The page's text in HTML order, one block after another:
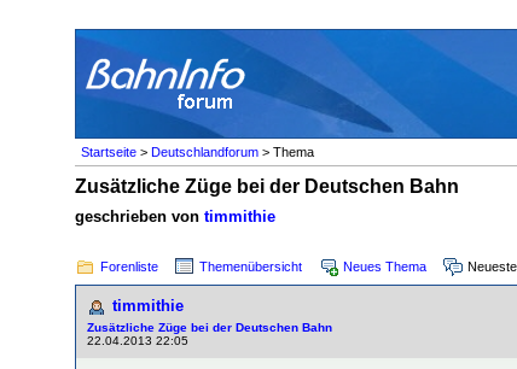
Startseite > Deutschlandforum > Thema
Zusätzliche Züge bei der Deutschen Bahn
geschrieben von timmithie
Forenliste Themenübersicht Neues Thema
timmithie
Zusätzliche Züge bei der Deutschen Bahn
22.04.2013 22:05